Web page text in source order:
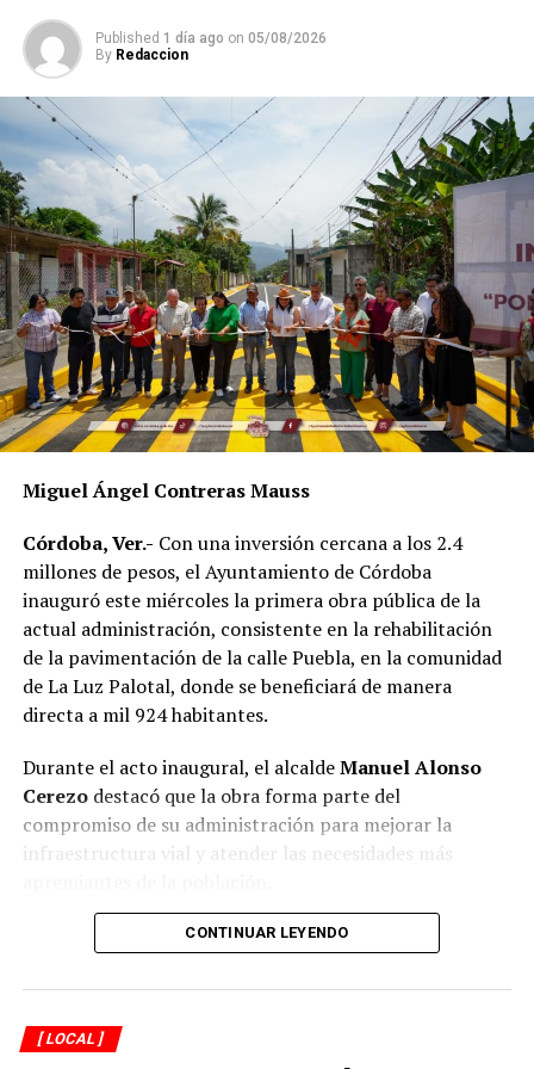
corresponde al pago anual.
RELATED TOPICS:
DESPUÉS
Buscan darle más ‘mando’ a Policía Municipal
ANTES
ORFIS auditará obra del Paso a Desnivel
Published 1 día ago on 05/08/2026
By Redaccion
Miguel Ángel Contreras Mauss
Córdoba, Ver.- Con una inversión cercana a los 2.4
millones de pesos, el Ayuntamiento de Córdoba
inauguró este miércoles la primera obra pública de la
actual administración, consistente en la rehabilitación
de la pavimentación de la calle Puebla, en la comunidad
de La Luz Palotal, donde se beneficiará de manera
directa a mil 924 habitantes.
Durante el acto inaugural, el alcaldeManuel Alonso
Cerezodestacó que la obra forma parte del
compromiso de su administración para mejorar la
infraestructura vial y atender las necesidades más
El presidente municipal señaló que los trabajos fueron
importante el plazo establecido en el contrato, cuya
fecha de terminación estaba prevista para el próximo 12
de septiembre. Reconoció que el municipio enfrenta
CONTINUAR LEYENDO
[ LOCAL ]